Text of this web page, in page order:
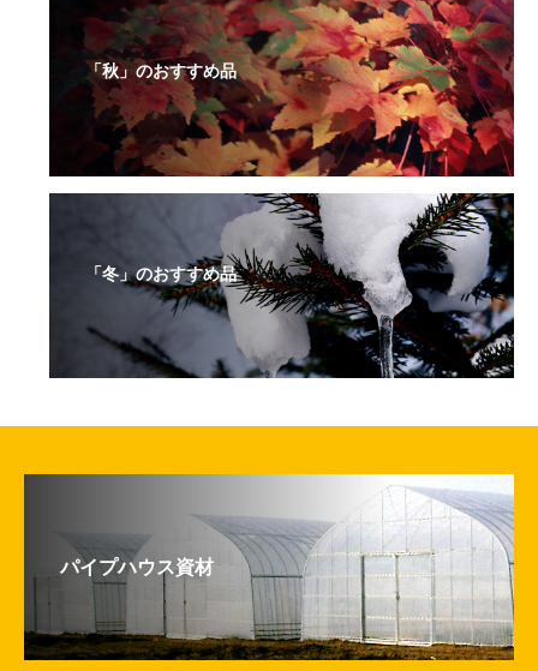
「秋」のおすすめ品
「冬」のおすすめ品
パイプハウス資材